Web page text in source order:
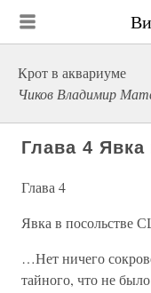
Крот в аквариуме
Чиков Владимир
Глава 4
Глава 4
Явка в посольстве
…Нет ничего
тайного, что не